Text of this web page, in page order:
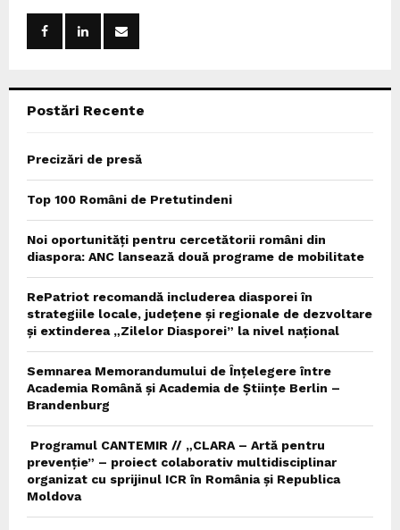
Postări Recente
Precizări de presă
Top 100 Români de Pretutindeni
Noi oportunități pentru cercetătorii români din
diaspora: ANC lansează două programe de mobilitate
RePatriot recomandă includerea diasporei în
strategiile locale, județene și regionale de dezvoltare
și extinderea „Zilelor Diasporei” la nivel național
Semnarea Memorandumului de Înțelegere între
Academia Română și Academia de Științe Berlin –
Brandenburg
Programul CANTEMIR // „CLARA – Artă pentru
prevenție” – proiect colaborativ multidisciplinar
organizat cu sprijinul ICR în România și Republica
Moldova